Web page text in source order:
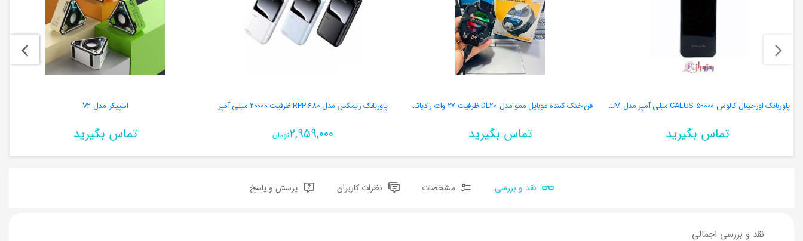
پاوربانک اورجینال کالوس CALUS 50000 میلی آمپر مدل CA-P502M
تماس بگیرید
فن خنک کننده موبایل ممو مدل DL20 ظرفیت ۲۷ وات رادیاتوری
تماس بگیرید
پاوربانک ریمکس مدل RPP-680 ظرفیت ۲۰۰۰۰ میلی آمپر
2,959,000تومان
اسپیکر مدل V2
تماس بگیرید
نقد و بررسی مشخصات نظرات کاربران پرسش و پاسخ
نقد و بررسی اجمالی